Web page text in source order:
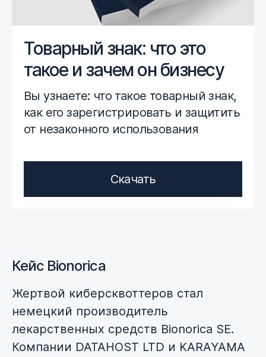
Товарный знак: что это
такое и зачем он бизнесу
Вы узнаете: что такое товарный знак,
как его зарегистрировать и защитить
от незаконного использования
Скачать
Кейс Bionorica
Жертвой киберсквоттеров стал
немецкий производитель
лекарственных средств Bionorica SE.
Компании DATAHOST LTD и KARAYAMA